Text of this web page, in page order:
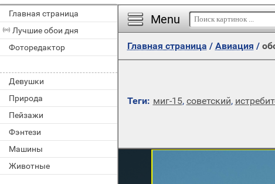
Главная страница
Лучшие обои дня
Фоторедактор
Девушки
Природа
Пейзажи
Фэнтези
Машины
Животные
Menu
Главная страница / Авиация /
Теги: миг-15, советский,